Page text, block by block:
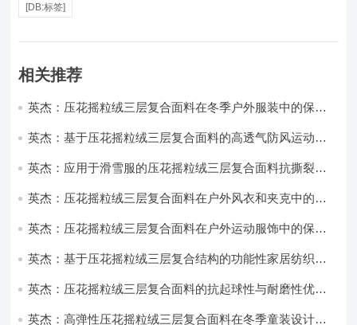
[DB:标签]
相关推荐
英杰：压花摇粒绒三层复合面料在冬季户外服装中的保暖
英杰：基于压花摇粒绒三层复合面料的高透气防风运动服
英杰：应用于滑雪服的压花摇粒绒三层复合面料抗撕裂与
英杰：压花摇粒绒三层复合面料在户外风衣和夹克中的应
英杰：压花摇粒绒三层复合面料在户外运动服饰中的保暖
英杰：基于压花摇粒绒三层复合结构的功能性家居纺织品
英杰：压花摇粒绒三层复合面料的抗起球性与耐磨性优化
英杰：高弹性压花摇粒绒三层复合面料在冬季童装设计中